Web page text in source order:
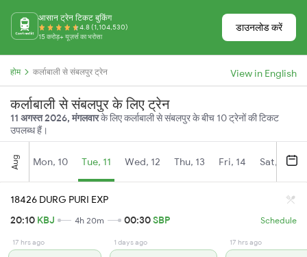
आसान ट्रेन टिकट बुकिंग
4.8 (1,104,530)
15 करोड़+ यूज़र्स का भरोसा
डाउनलोड करें
होम कर्लाबाली से संबलपुर ट्रेन View in English
कर्लाबाली से संबलपुर के लिए ट्रेन
11 अगस्त 2026, मंगलवारके लिए कर्लाबाली से संबलपुर के बीच 10 ट्रेनों की टिकट
उपलब्ध हैं।
Aug Mon, 10 Tue, 11 Wed, 12 Thu, 13 Fri, 14 Sat, 15
18426 DURG PURI EXP
20:10 KBJ 4h 20m 00:30SBP Schedule
17 hrs ago 1 days ago 17 hrs ago